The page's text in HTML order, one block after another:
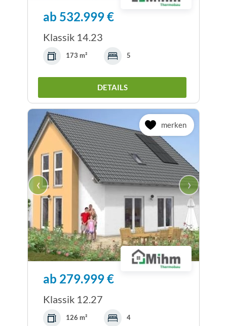
ab 532.999 €
Klassik 14.23
173 m² 5
DETAILS
merken
‹ ›
ab 279.999 €
Klassik 12.27
126 m² 4